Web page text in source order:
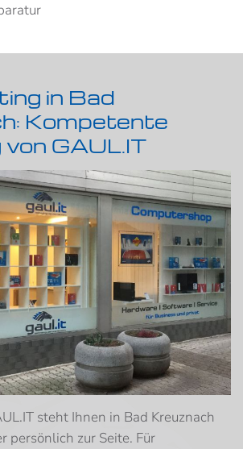
in Bad
Kompetente
GAUL.IT
steht Ihnen in Bad Kreuznach
persönlich zur Seite. Für